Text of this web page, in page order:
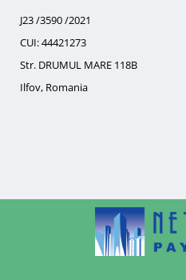
J23 /3590 /2021
CUI: 44421273
Str. DRUMUL MARE 118B
Ilfov, Romania